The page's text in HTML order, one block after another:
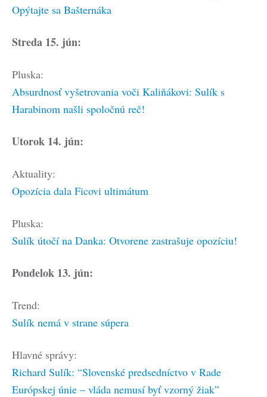
Opýtajte sa Bašternáka
Streda 15. jún:
Pluska:
Absurdnosť vyšetrovania voči Kaliňákovi: Sulík s
Harabinom našli spoločnú reč!
Utorok 14. jún:
Aktuality:
Opozícia dala Ficovi ultimátum
Pluska:
Sulík útočí na Danka: Otvorene zastrašuje opozíciu!
Pondelok 13. jún:
Trend:
Sulík nemá v strane súpera
Hlavné správy:
Richard Sulík: “Slovenské predsedníctvo v Rade
Európskej únie – vláda nemusí byť vzorný žiak”